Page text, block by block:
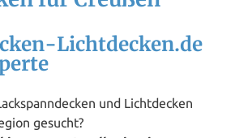
Lichtdecken.de
und Lichtdecken
gesucht?